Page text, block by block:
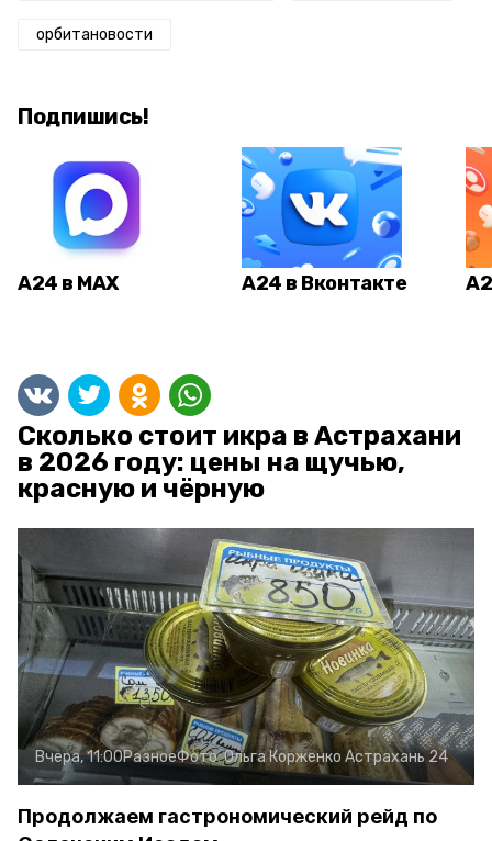
орбитановости
Подпишись!
А24 в MAX А24 в Вконтакте
Сколько стоит икра в Астрахани
в 2026 году: цены на щучью,
красную и чёрную
Вчера, 11:00РазноеФото:Ольга Корженко Астрахань 24
Продолжаем гастрономический рейд по